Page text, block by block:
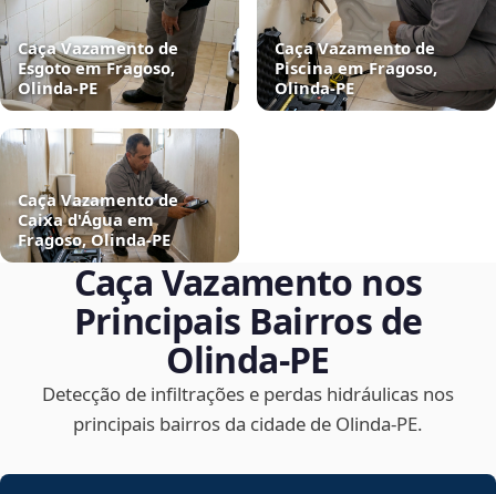
Caça Vazamento de
Esgoto em Fragoso,
Olinda‑PE
Caça Vazamento de
Piscina em Fragoso,
Olinda‑PE
Caça Vazamento de
Caixa d'Água em
Fragoso, Olinda‑PE
Caça Vazamento nos
Principais Bairros de
Olinda‑PE
Detecção de infiltrações e perdas hidráulicas nos
principais bairros da cidade de Olinda‑PE.